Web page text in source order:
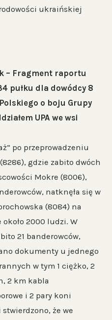
ukraińskiej
– Fragment raportu
pułku dla dowódcy 8
o boju Grupy
UPA we wsi
po przeprowadzeniu
gdzie zabito dwóch
Mokre (8006),
natknęła się w
(8084) na
2000 ludzi. W
21 banderowców,
dokumenty u jednego
w tym 1 ciężko, 2
2 km kabla
i 2 pary koni
że we